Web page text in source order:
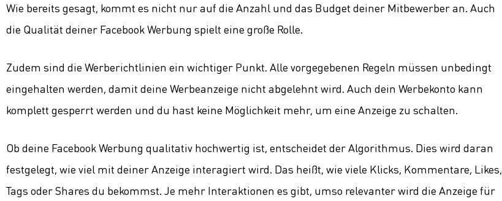
Wie bereits gesagt, kommt es nicht nur auf die Anzahl und das Budget deiner Mitbewerber an. Auch
die Qualität deiner Facebook Werbung spielt eine große Rolle.
Zudem sind die Werberichtlinien ein wichtiger Punkt. Alle vorgegebenen Regeln müssen unbedingt
eingehalten werden, damit deine Werbeanzeige nicht abgelehnt wird. Auch dein Werbekonto kann
komplett gesperrt werden und du hast keine Möglichkeit mehr, um eine Anzeige zu schalten.
Ob deine Facebook Werbung qualitativ hochwertig ist, entscheidet der Algorithmus. Dies wird daran
festgelegt, wie viel mit deiner Anzeige interagiert wird. Das heißt, wie viele Klicks, Kommentare, Likes,
Tags oder Shares du bekommst. Je mehr Interaktionen es gibt, umso relevanter wird die Anzeige für